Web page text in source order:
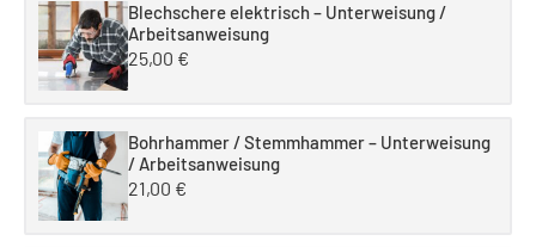
Blechschere elektrisch – Unterweisung /
Arbeitsanweisung
25,00 €
Bohrhammer / Stemmhammer – Unterweisung
/ Arbeitsanweisung
21,00 €